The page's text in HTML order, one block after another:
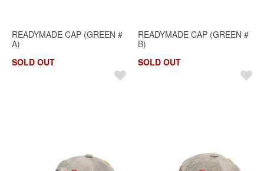
READYMADE CAP (GREEN #
A)
SOLD OUT
READYMADE CAP (GREEN #
B)
SOLD OUT